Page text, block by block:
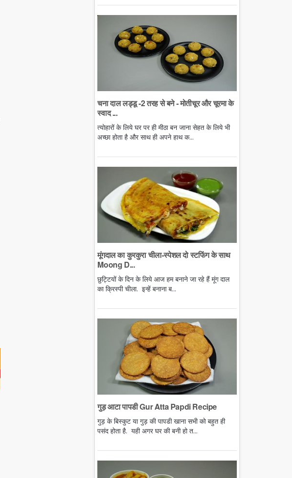
चना दाल लड्डू -2 तरह से बने - मोतीचूर और चूरमा के
स्वाद ...
त्योहारों के लिये घर पर ही मीठा बन जाना सेहत के लिये भी
अच्छा होता है और साथ ही अपने हाथ क...
मूंगदाल का कुरकुरा चीला-स्पेशल दो स्टफिंग के साथ
Moong D...
छुट्टियों के दिन के लिये आज हम बनाने जा रहे हैं मूंग दाल
का क्रिस्पी चीला. इन्हें बनाना ब...
गुड़ आटा पापडी Gur Atta Papdi Recipe
गुड़ के बिस्कुट या गुड़ की पापडी खाना सभी को बहुत ही
पसंद होता है. यही अगर घर की बनी हो त...